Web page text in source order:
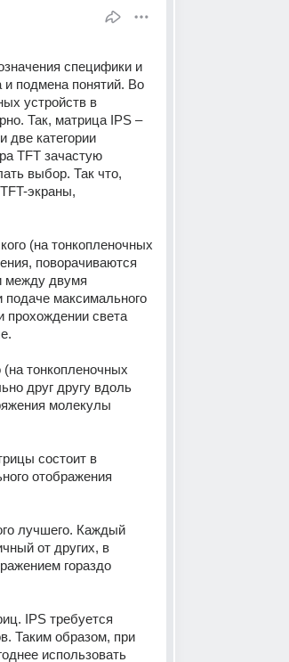
специфики и
и подмена понятий. Во
устройств в
Так, матрица IPS –
две категории
TFT зачастую
выбор. Так что,
экраны,
(на тонкопленочных
поворачиваются
между двумя
максимального
прохождении света
тонкопленочных
друг другу вдоль
молекулы
состоит в
отображения
лучшего. Каждый
от других, в
гораздо
IPS требуется
Таким образом, при
использовать